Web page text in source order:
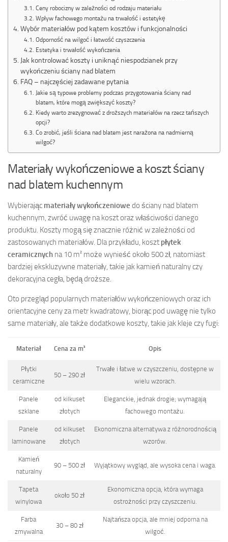
Ceny robocizny w zależności od rodzaju materiału
Wpływ fachowego montażu na trwałość i estetykę
Wybór materiałów pod kątem kosztów i funkcjonalności
Odporność na wilgoć i łatwość czyszczenia
Estetyka i trwałość wykończenia
Jak kontrolować koszty i uniknąć niespodzianek przy
wykończeniu ściany nad blatem
FAQ – najczęściej zadawane pytania
Jakie są typowe problemy podczas przygotowania ściany nad
blatem, które mogą zwiększyć koszty?
Kiedy warto zrezygnować z droższych materiałów na rzecz tańszych
opcji?
Co zrobić, jeśli ściana nad blatem jest narażona na nadmierną
wilgoć?
Materiały wykończeniowe a koszt ściany
nad blatem kuchennym
Wybierając materiały wykończeniowe do ściany nad blatem
kuchennym, zwróć uwagę na koszt oraz właściwości danego
produktu. Koszty mogą się znacznie różnić w zależności od
zastosowanych materiałów. Dla przykładu, koszt płytek
ceramicznych na 10 m² może wynieść około 500 zł, natomiast
bardziej ekskluzywne materiały, takie jak kamień naturalny czy
dekoracyjna cegła, będą droższe.
Oto przegląd popularnych materiałów wykończeniowych oraz ich
orientacyjne ceny za metr kwadratowy, biorąc pod uwagę nie tylko
same materiały, ale także dodatkowe koszty, takie jak kleje czy fugi:
Materiał Cena za m² Opis
Płytki
ceramiczne
50 – 290 zł
Trwałe i łatwe w czyszczeniu, dostępne w
wielu wzorach.
Panele
szklane
od kilkuset
złotych
Eleganckie, jednak drogie; wymagają
fachowego montażu.
Panele
laminowane
od kilkuset
złotych
Ekonomiczna alternatywa z różnorodnością
wzorów.
Kamień
naturalny
90 – 500 zł Wyjątkowy wygląd, ale wysoka cena i waga.
Tapeta
winylowa
około 50 zł
Ekonomiczna opcja, która wymaga
ostrożności przy czyszczeniu.
Farba
zmywalna
30 – 80 zł
Najtańsza opcja, ale mniej odporna na
wilgoć.